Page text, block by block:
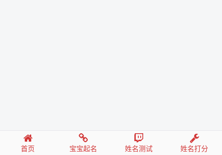
首页 宝宝起名 姓名测试 姓名打分